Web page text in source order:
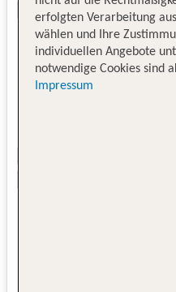
erfolgten Verarbeitung
wählen und Ihre
individuellen Angebote
notwendige Cookies sind
Impressum